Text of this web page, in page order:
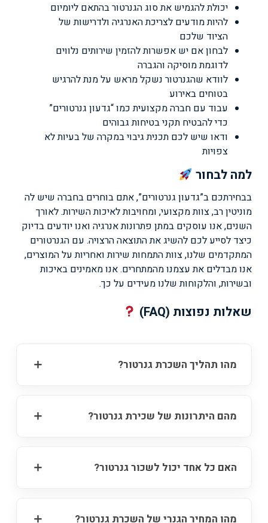
יכולת להגמיש את סוג הגנרטור בהתאם ליומיום
להיות מודעים לצריכת האנרגיה ולדרישות של
הציוד שלכם
לבחון אם יש אפשרות להזמין שירותים נלווים
לדוגמת מוסיקה והגברה
לוודא שהגנרטור נשקל מראש על מנת להרגיש
בטוחים באירוע
עבוד עם חברה מקצועית כמו “גדעון גנרטורים”
כדי להבטיח תקני בטיחות גבוהים
ודאו שיש לכם תכנית גיבוי במקרה של בעיות לא
צפויות
למה לבחור
בבחירתכם ב”גדעון גנרטורים”, אתם בוחרים בחברה שיש לה
מוניטין רב, צוות מקצועי, ומחויבות לאיכות השירות. לאורך
השנים, אנו עוסקים במתן פתרונות אנרגיה ואנו יודעים בדיוק
כיצד לסייע לכם להשיג את התוצאה הרצויה. עם הגנרטורים
המתקדמים שלנו, צוות התמחות שירות ואחריות על המוצרים,
אנו מבדלים את עצמנו מהמתחרים. אנו מאמינים באיכות
ובשירות, והלקוחות שלנו מעידים על כך.
שאלות נפוצות (FAQ)
מהו תהליך השכרת גנרטור?
מהם היתרונות של שכירת גנרטור?
האם כל אחד יכול לשכור גנרטור?
מהו המחיר הגנרי של השכרת גנרטור?